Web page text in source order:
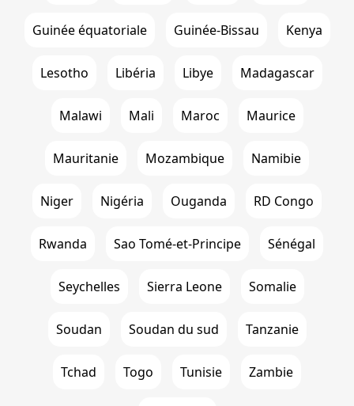
Guinée équatoriale Guinée-Bissau Kenya
Lesotho Libéria Libye Madagascar
Malawi Mali Maroc Maurice
Mauritanie Mozambique Namibie
Niger Nigéria Ouganda RD Congo
Rwanda Sao Tomé-et-Principe Sénégal
Seychelles Sierra Leone Somalie
Soudan Soudan du sud Tanzanie
Tchad Togo Tunisie Zambie